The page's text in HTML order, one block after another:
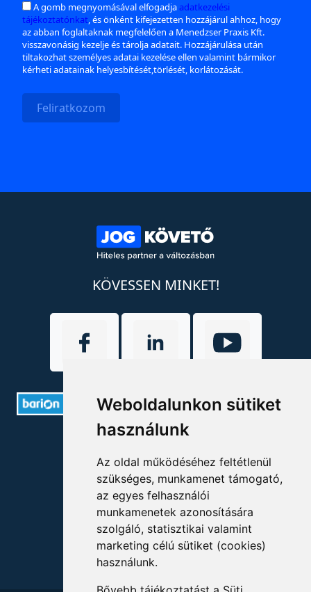
Weboldalunkon sütiket
használunk
Az oldal működéséhez feltétlenül
szükséges, munkamenet támogató,
az egyes felhasználói
munkamenetek azonosítására
szolgáló, statisztikai valamint
marketing célú sütiket (cookies)
használunk.
A gomb megnyomásával elfogadjaadatkezelési
tájékoztatónkat, és önként kifejezetten hozzájárul ahhoz, hogy
az abban foglaltaknak megfelelően a Menedzser Praxis Kft.
visszavonásig kezelje és tárolja adatait. Hozzájárulása után
tiltakozhat személyes adatai kezelése ellen valamint bármikor
kérheti adatainak helyesbítését,törlését, korlátozását.
Feliratkozom
KÖVESSEN MINKET!
ELÉRHETŐSÉGEK
+36 1 880 7600
info@mprx.hu